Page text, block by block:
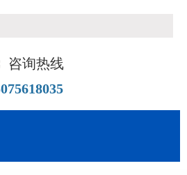
咨询热线